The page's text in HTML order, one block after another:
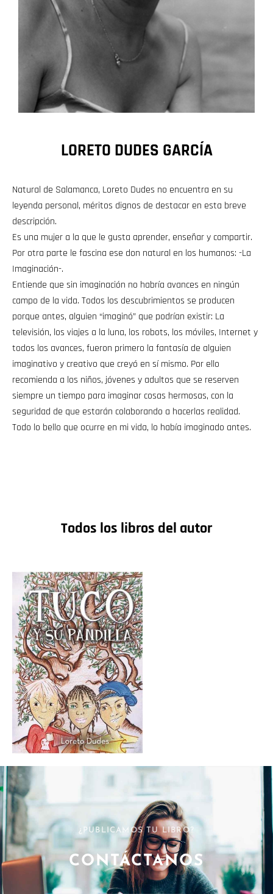
LORETO DUDES GARCÍA
Natural de Salamanca, Loreto Dudes no encuentra en su
leyenda personal, méritos dignos de destacar en esta breve
descripción.
Es una mujer a la que le gusta aprender, enseñar y compartir.
Por otra parte le fascina ese don natural en los humanos: -La
Imaginación-.
Entiende que sin imaginación no habría avances en ningún
campo de la vida. Todos los descubrimientos se producen
porque antes, alguien “imaginó” que podrían existir: La
televisión, los viajes a la luna, los robots, los móviles, Internet y
todos los avances, fueron primero la fantasía de alguien
imaginativo y creativo que creyó en sí mismo. Por ello
recomienda a los niños, jóvenes y adultos que se reserven
siempre un tiempo para imaginar cosas hermosas, con la
seguridad de que estarán colaborando a hacerlas realidad.
Todo lo bello que ocurre en mi vida, lo había imaginado antes.
Todos los libros del autor
¿PUBLICAMOS TU LIBRO?
CONTÁCTANOS